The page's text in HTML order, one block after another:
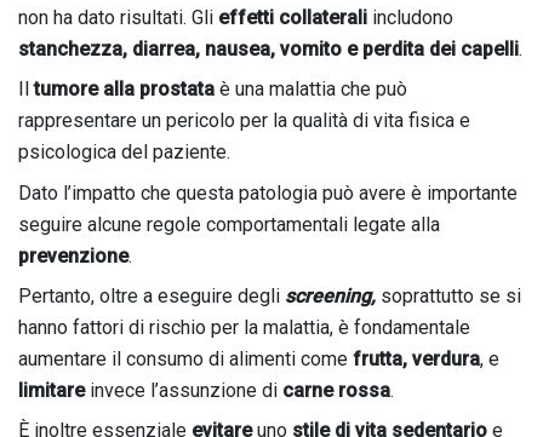
non ha dato risultati. Gli effetti collaterali includono
stanchezza, diarrea, nausea, vomito e perdita dei capelli.
Iltumore alla prostata è una malattia che può
rappresentare un pericolo per la qualità di vita fisica e
psicologica del paziente.
Dato l’impatto che questa patologia può avere è importante
seguire alcune regole comportamentali legate alla
prevenzione.
Pertanto, oltre a eseguire degli screening, soprattutto se si
hanno fattori di rischio per la malattia, è fondamentale
aumentare il consumo di alimenti come frutta, verdura, e
limitareinvece l’assunzione di carne rossa.
È inoltre essenziale evitareuno stile di vita sedentario e